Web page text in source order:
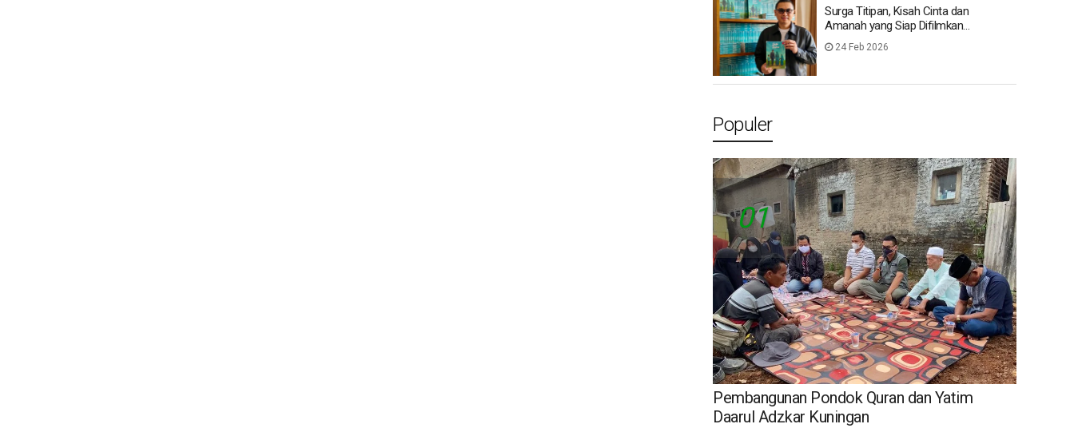
Surga Titipan, Kisah Cinta dan
Amanah yang Siap Difilmkan…
24 Feb 2026
Populer
01
Pembangunan Pondok Quran dan Yatim
Daarul Adzkar Kuningan